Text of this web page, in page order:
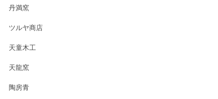
丹満窯
ツルヤ商店
天童木工
天龍窯
陶房青